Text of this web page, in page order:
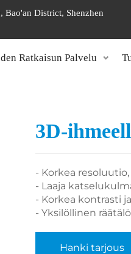
Bao'an District, Shenzhen
Ratkaisun Palvelu
3D-
- Korkea
- Laaja
- Korkea kontrasti
- Yksilöllinen
Hanki tarjous